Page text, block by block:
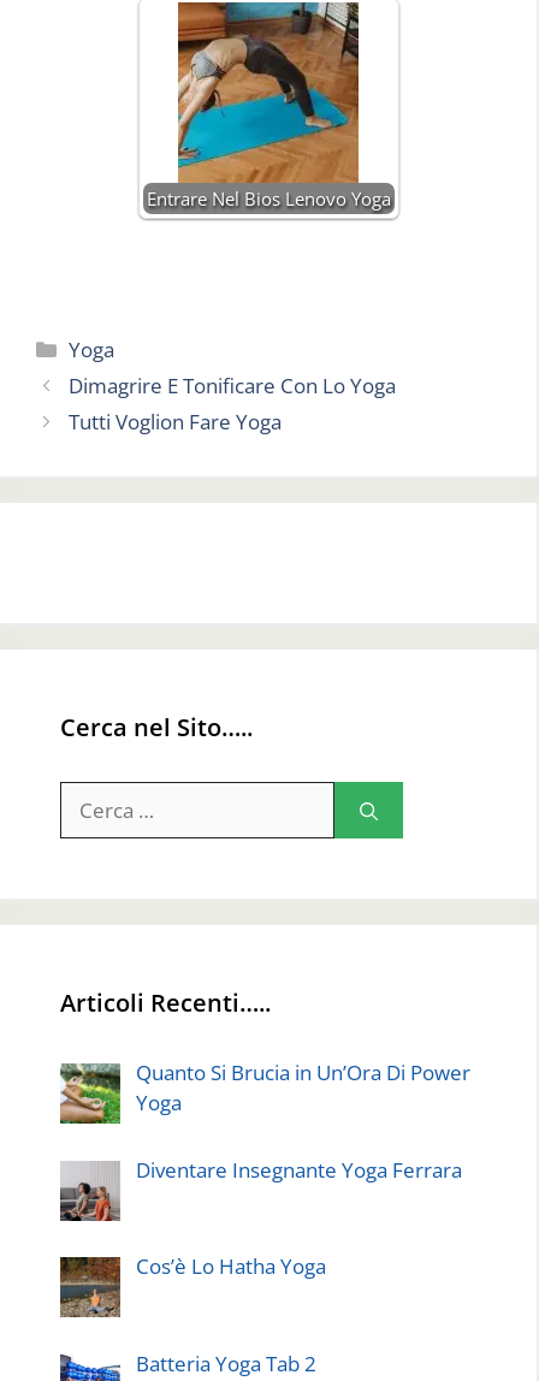
Entrare Nel Bios Lenovo Yoga
Categorie
Yoga
Dimagrire E Tonificare Con Lo Yoga
Tutti Voglion Fare Yoga
Cerca nel Sito…..
per:
Articoli Recenti…..
Quanto Si Brucia in Un’Ora Di Power
Yoga
Diventare Insegnante Yoga Ferrara
Cos’è Lo Hatha Yoga
Batteria Yoga Tab 2